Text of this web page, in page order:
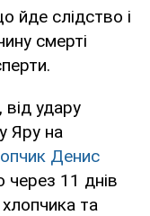
йде слідство і
смерті
удару
Яру на
Денис
через 11 днів
та